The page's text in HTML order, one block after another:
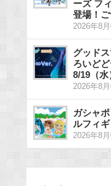
ーズ フ
登場！ご
2026年8
グッド
ろいど
8/19（水
2026年8
ガシャ
ルフィ
2026年8